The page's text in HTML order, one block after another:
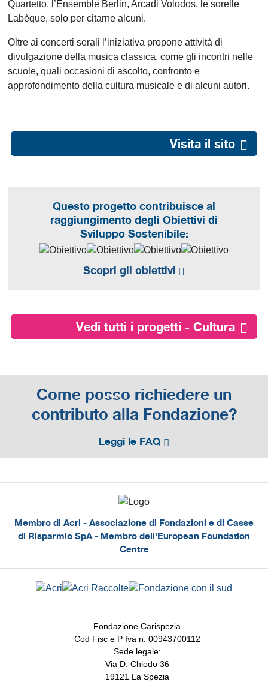
Quartetto, l’Ensemble Berlin, Arcadi Volodos, le sorelle
Labèque, solo per citarne alcuni.
Oltre ai concerti serali l’iniziativa propone attività di
divulgazione della musica classica, come gli incontri nelle
scuole, quali occasioni di ascolto, confronto e
approfondimento della cultura musicale e di alcuni autori.
Visita il sito
Questo progetto contribuisce al
raggiungimento degli Obiettivi di
Sviluppo Sostenibile:
Scopri gli obiettivi
Vedi tutti i progetti - Cultura
Come posso richiedere un
contributo alla Fondazione?
Leggi le FAQ
Membro di Acri - Associazione di Fondazioni e di Casse
di Risparmio SpA - Membro dell'European Foundation
Centre
Fondazione Carispezia
Cod Fisc e P Iva n. 00943700112
Sede legale:
Via D. Chiodo 36
19121 La Spezia